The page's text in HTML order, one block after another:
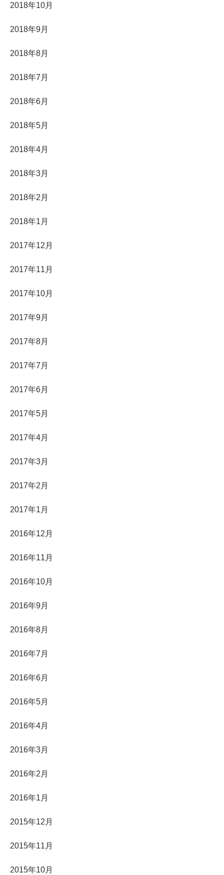
2018年10月
2018年9月
2018年8月
2018年7月
2018年6月
2018年5月
2018年4月
2018年3月
2018年2月
2018年1月
2017年12月
2017年11月
2017年10月
2017年9月
2017年8月
2017年7月
2017年6月
2017年5月
2017年4月
2017年3月
2017年2月
2017年1月
2016年12月
2016年11月
2016年10月
2016年9月
2016年8月
2016年7月
2016年6月
2016年5月
2016年4月
2016年3月
2016年2月
2016年1月
2015年12月
2015年11月
2015年10月